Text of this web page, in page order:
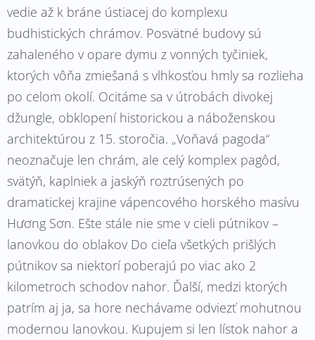
vedie až k bráne ústiacej do komplexu
budhistických chrámov. Posvätné budovy sú
zahaleného v opare dymu z vonných tyčiniek,
ktorých vôňa zmiešaná s vlhkosťou hmly sa rozlieha
po celom okolí. Ocitáme sa v útrobách divokej
džungle, obklopení historickou a náboženskou
architektúrou z 15. storočia. „Voňavá pagoda“
neoznačuje len chrám, ale celý komplex pagôd,
svätýň, kaplniek a jaskýň roztrúsených po
dramatickej krajine vápencového horského masívu
Hương Sơn. Ešte stále nie sme v cieli pútnikov –
lanovkou do oblakov Do cieľa všetkých prišlých
pútnikov sa niektorí poberajú po viac ako 2
kilometroch schodov nahor. Ďalší, medzi ktorých
patrím aj ja, sa hore nechávame odviezť mohutnou
modernou lanovkou. Kupujem si len lístok nahor a